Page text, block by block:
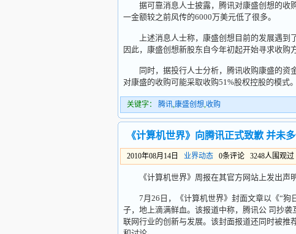
据可靠消息人士披露，腾讯对康盛创想的收
一金额较之前风传的6000万美元低了很多。
上述消息人士称，康盛创想目前的发展遇到了
因此，康盛创想新股东自今年初起开始寻求收购方
同时，据投行人士分析，腾讯收购康盛的资
对康盛的收购可能采取收购51%股权控股的模式。
关键字： 腾讯,康盛创想,收购
《计算机世界》向腾讯正式致歉 并未
2010年08月14日 业界动态 0条评论 3248人围观过
《计算机世界》周报在其官方网站上发出声明
7月26日，《计算机世界》封面文章以《“狗
子，地上滴满鲜血。该报道中称，腾讯公 司抄
联网行业的创新与发展。该封面报道还同时被推